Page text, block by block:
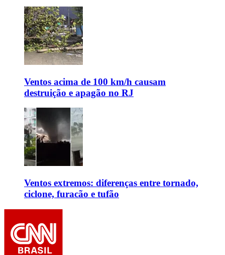
Ventos acima de 100 km/h causam
destruição e apagão no RJ
Ventos extremos: diferenças entre tornado,
ciclone, furacão e tufão